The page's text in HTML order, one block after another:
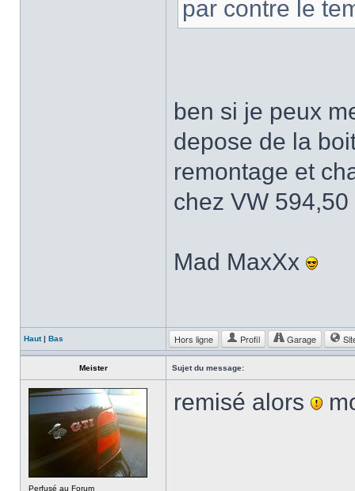
par contre le
ben si je peux
depose de la
remontage et
chez VW 594,50
Mad MaxXx
Haut| Bas Hors ligne Profil Garage
Meister Sujet du message:
Perfusé au Forum
remisé alors